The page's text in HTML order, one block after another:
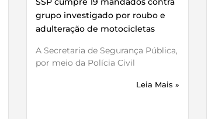
grupo investigado por roubo e
adulteração de motocicletas
A Secretaria de Segurança Pública,
por meio da Polícia Civil
Leia Mais »